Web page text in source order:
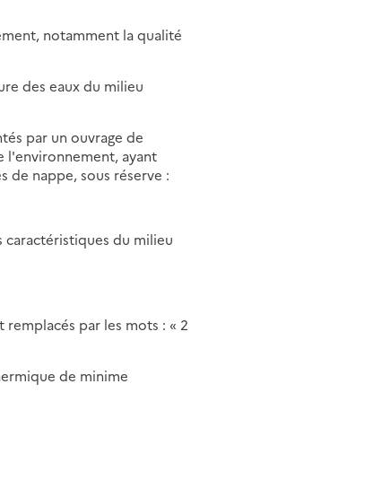
notamment la qualité
des eaux du milieu
par un ouvrage de
l'environnement, ayant
nappe, sous réserve :
du milieu
remplacés par les mots : « 2
de minime